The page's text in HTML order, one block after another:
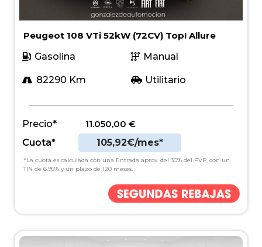
Peugeot 108 VTi 52kW (72CV) Top! Allure
Gasolina
Manual
82290 Km Utilitario
Precio* 11.050,00 €
Cuota*
105,92€/mes*
*La cuota es calculada con una Entrada aprox. del 30% del PVP, con un
TIN de 6.95% y un plazo de 120 meses.